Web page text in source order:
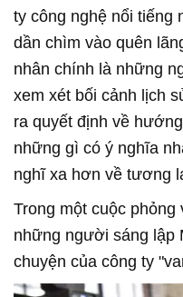
ty công nghệ nổi tiếng
dần chìm vào quên
nhân chính là những
xem xét bối cảnh lịch
ra quyết định về
những gì có ý nghĩa
nghĩ xa hơn về tương
Trong một cuộc phỏng
những người sáng lập
chuyện của công ty